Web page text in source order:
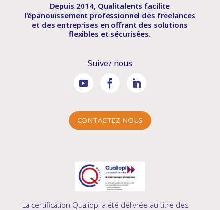
Depuis 2014, Qualitalents facilite
l'épanouissement professionnel des freelances
et des entreprises en offrant des solutions
flexibles et sécurisées.
Suivez nous
CONTACTEZ NOUS
La certification Qualiopi a été délivrée au titre des